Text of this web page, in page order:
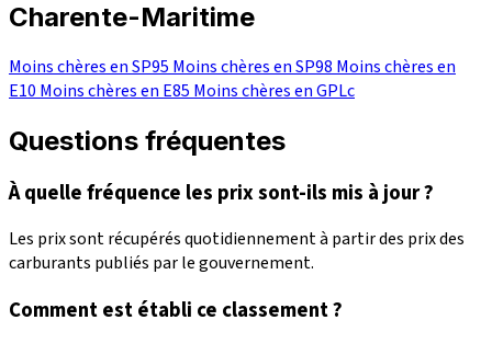
Charente-Maritime
Moins chères en SP95 Moins chères en SP98 Moins chères en
E10 Moins chères en E85 Moins chères en GPLc
Questions fréquentes
À quelle fréquence les prix sont-ils mis à jour ?
Les prix sont récupérés quotidiennement à partir des prix des
carburants publiés par le gouvernement.
Comment est établi ce classement ?